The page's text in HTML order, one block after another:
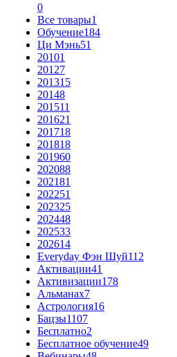
0
Все товары1
Обучение184
Ци Мэнь51
20101
20127
201315
20148
201511
201621
201718
201818
201960
202088
202181
202251
202325
202448
202533
202614
Everyday Фэн Шуй112
Активации41
Активизации178
Альманах7
Астрология16
Бацзы1107
Бесплатно2
Бесплатное обучение49